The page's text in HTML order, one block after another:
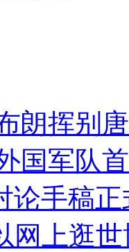
朗挥别
国军队
论手稿
网上逛